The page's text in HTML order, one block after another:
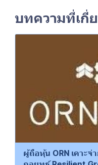
บทความที่เกี่
ผู้ถือหุ้น ORN เคาะ